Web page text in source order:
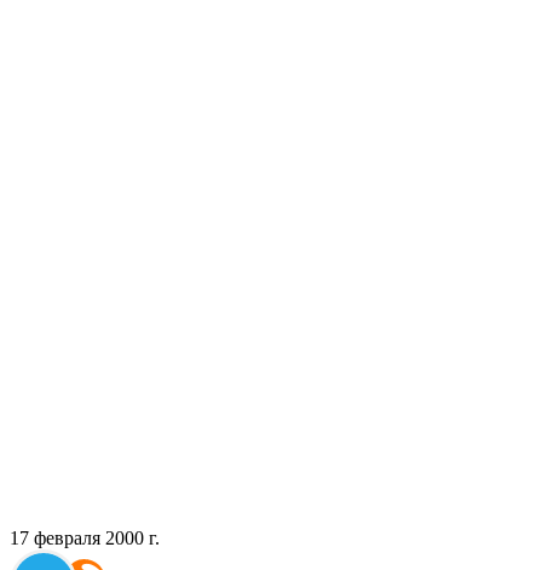
17 февраля 2000 г.